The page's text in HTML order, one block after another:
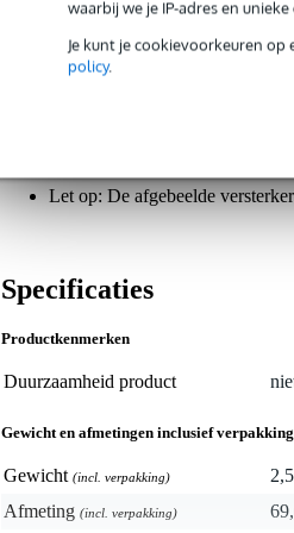
waarbij we je IP-adres en
Je kunt je cookievoorkeuren
policy.
De Gator Cases GT-KEMPER-
uitneembaar tussenschot kun je
maken. Aan de zijkant van de tas
Let op: De afgebeelde
Specificaties
Productkenmerken
Duurzaamheid product
Gewicht en afmetingen inclusief verpakking
Gewicht (incl. verpakking)
Afmeting (incl. verpakking)